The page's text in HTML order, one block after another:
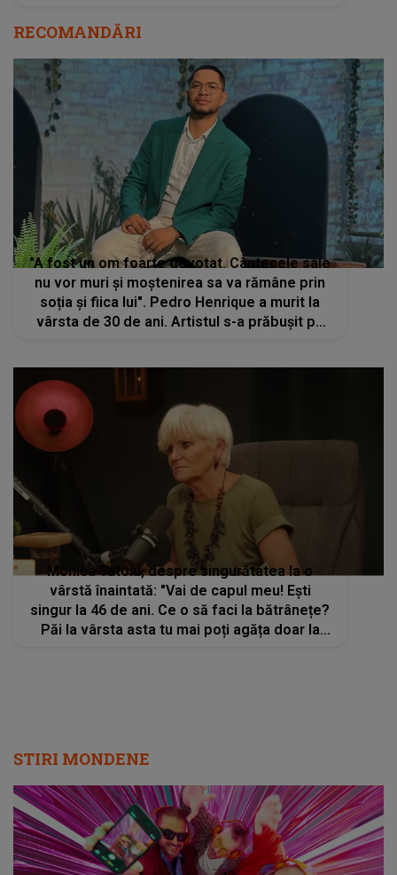
RECOMANDĂRI
"A fost un om foarte devotat. Cântecele sale
nu vor muri și moștenirea sa va rămâne prin
soția și fiica lui". Pedro Henrique a murit la
vârsta de 30 de ani. Artistul s-a prăbușit pe
Monica Tatoiu, despre singurătatea la o
vârstă înaintată: "Vai de capul meu! Ești
singur la 46 de ani. Ce o să faci la bătrânețe?
Păi la vârsta asta tu mai poți agăța doar la
STIRI MONDENE